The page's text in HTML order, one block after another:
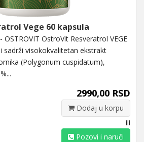
Vege 60 kapsula
- OSTROVIT OstroVit Resveratrol VEGE
sadrži visokokvalitetan ekstrakt
(Polygonum cuspidatum),
2990,00 RSD
Dodaj u korpu
ili
Pozovi i naruči